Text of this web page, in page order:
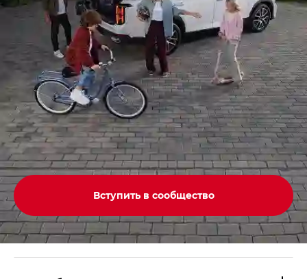
Вступить в сообщество